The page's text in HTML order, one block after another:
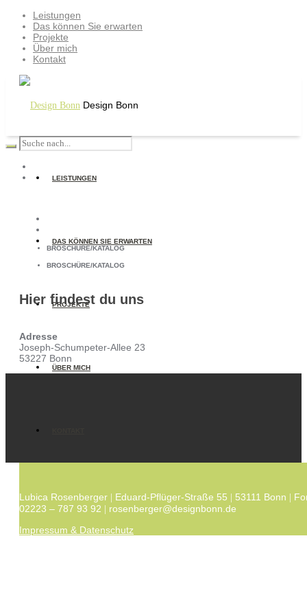
Leistungen
Das können Sie erwarten
Projekte
Über mich
Kontakt
Design Bonn
LEISTUNGEN
DAS KÖNNEN SIE ERWARTEN
PROJEKTE
ÜBER MICH
BROSCHÜRE/KATALOG
BROSCHÜRE/KATALOG
Hier findest du uns
Adresse
Joseph-Schumpeter-Allee 23
53227 Bonn
Lubica Rosenberger Eduard-Pflüger-Straße 55 53111 Bonn
02223 – 787 93 92
rosenberger@designbonn.de
Impressum & Datenschutz